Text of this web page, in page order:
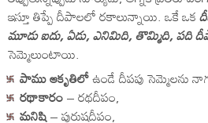
ఇస్తూ తిప్పే దీపాలలో రకాలున్నాయి. ఒకే ఒక
మూడు ఐదు, ఏడు, ఎనిమిది, తొమ్మిది, పది
సెమ్మెలుంటాయి.
పాము ఆకృతిలోఉండే దీపపు సెమ్మెలను
రథాకారం– రథదీపం,
మనిషి– పురుషదీపం,